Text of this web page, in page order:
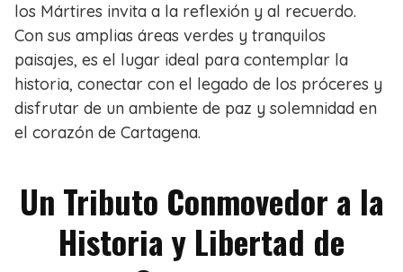
los Mártires invita a la reflexión y al recuerdo.
Con sus amplias áreas verdes y tranquilos
paisajes, es el lugar ideal para contemplar la
historia, conectar con el legado de los próceres y
disfrutar de un ambiente de paz y solemnidad en
el corazón de Cartagena.
Un Tributo Conmovedor a la
Historia y Libertad de